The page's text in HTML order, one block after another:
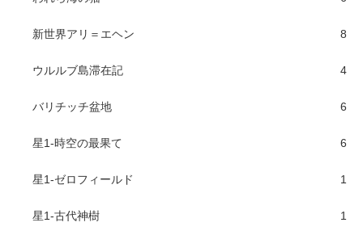
新世界アリ＝エヘン 8
ウルルブ島滞在記 4
バリチッチ盆地 6
星1-時空の最果て 6
星1-ゼロフィールド 1
星1-古代神樹 1